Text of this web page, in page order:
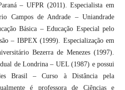
– UFPR (2011). Especialista em
Campos de Andrade – Uniandrade
Básica – Educação Especial pelo
– IBPEX (1999). Especialização em
Bezerra de Menezes (1997).
de Londrina – UEL (1987) e possui
Brasil – Curso à Distância pela
é professora de Ciências e